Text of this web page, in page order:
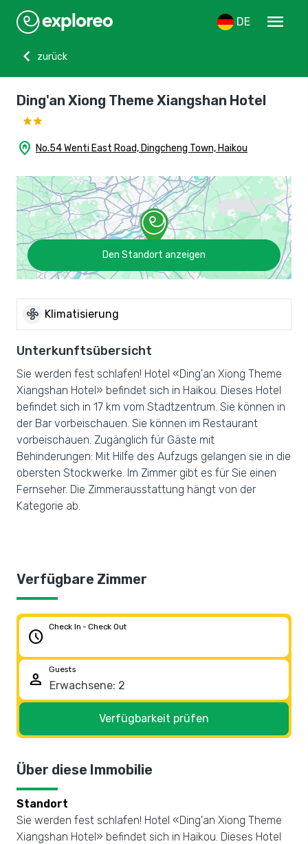
DE
menu
chevron_left
zurück
Ding'an Xiong Theme Xiangshan Hotel
home_pin No.54 Wenti East Road, Dingcheng Town, Haikou
Den Standort anzeigen
mode_fan Klimatisierung
Unterkunftsübersicht
Sie werden fest schlafen! Hotel «Ding'an Xiong Theme
Xiangshan Hotel» befindet sich in Haikou. Dieses Hotel
befindet sich in 17 km vom Stadtzentrum. Sie können in
der Bar vorbeischauen. Sie können im Restaurant
vorbeischauen. Zugänglich für Gäste mit
Behinderungen: Mit Hilfe des Aufzugs gelangen sie in die
obersten Stockwerke. Im Zimmer gibt es für Sie einen
Fernseher. Die Zimmerausstattung hängt von der
Kategorie ab.
Verfügbare Zimmer
schedule
Check In - Check Out
person
Guests
Verfügbarkeit prüfen
Über diese Immobilie
Standort
Sie werden fest schlafen! Hotel «Ding'an Xiong Theme
Xiangshan Hotel» befindet sich in Haikou. Dieses Hotel